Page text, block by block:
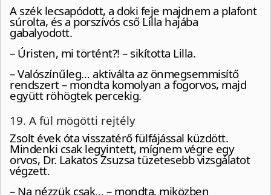
A szék lecsapódott, a doki feje majdnem a plafont
súrolta, és a porszívós cső Lilla hajába
gabalyodott.
– Úristen, mi történt?! – sikította Lilla.
– Valószínűleg… aktiválta az önmegsemmisítő
rendszert – mondta komolyan a fogorvos, majd
együtt röhögtek percekig.
19. A fül mögötti rejtély
Zsolt évek óta visszatérő fülfájással küzdött.
Mindenki csak legyintett, mígnem végre egy
orvos, Dr. Lakatos Zsuzsa tüzetesebb vizsgálatot
végzett.
– Na nézzük csak… – mondta, miközben